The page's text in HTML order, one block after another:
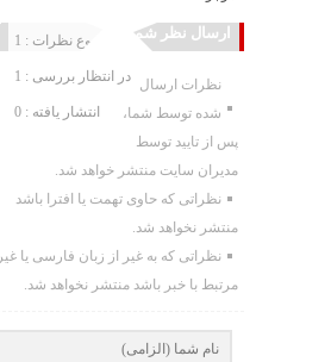
ارسال نظر شما مجموع نظرات : 1
در انتظار بررسی : 1
انتشار یافته : 0
نظرات ارسال
شده توسط شما،
پس از تایید توسط
مدیران سایت منتشر خواهد شد.
نظراتی که حاوی تهمت یا افترا باشد
منتشر نخواهد شد.
نظراتی که به غیر از زبان فارسی یا غیر
مرتبط با خبر باشد منتشر نخواهد شد.